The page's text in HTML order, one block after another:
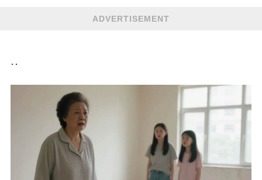
ADVERTISEMENT
..